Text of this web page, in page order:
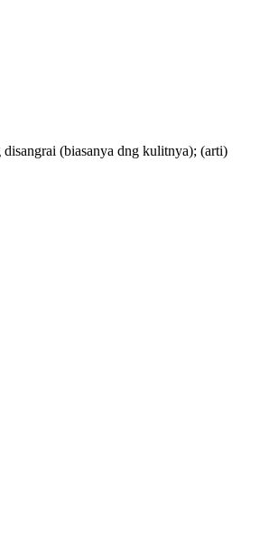
disangrai (biasanya dng kulitnya); (arti)